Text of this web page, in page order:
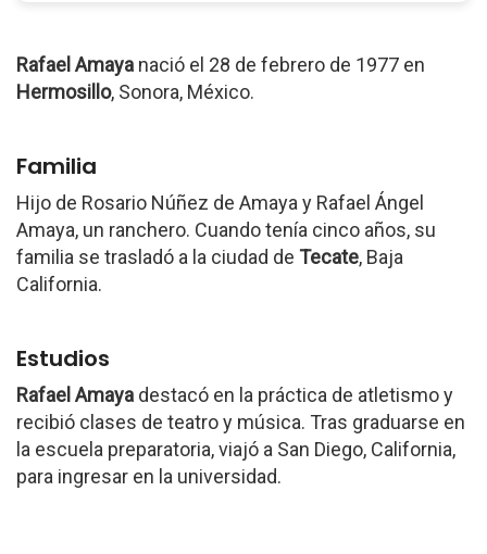
Rafael Amaya nació el 28 de febrero de 1977 en
Hermosillo, Sonora, México.
Familia
Hijo de Rosario Núñez de Amaya y Rafael Ángel
Amaya, un ranchero. Cuando tenía cinco años, su
familia se trasladó a la ciudad de Tecate, Baja
California.
Estudios
Rafael Amaya destacó en la práctica de atletismo y
recibió clases de teatro y música. Tras graduarse en
la escuela preparatoria, viajó a San Diego, California,
para ingresar en la universidad.